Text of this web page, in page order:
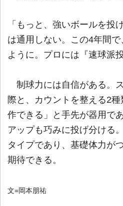
「もっと、強いボールを投
は通用しない。この4年間
ように。プロには『速球派
制球力には自信がある。
際と、カウントを整える2
作できる」と手先が器用で
アップも巧みに投げ分ける
タイプであり、基礎体力が
期待できる。
文=岡本朋祐